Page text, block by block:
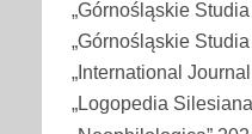
„Górnośląskie
„Górnośląskie
„International
„Logopedia